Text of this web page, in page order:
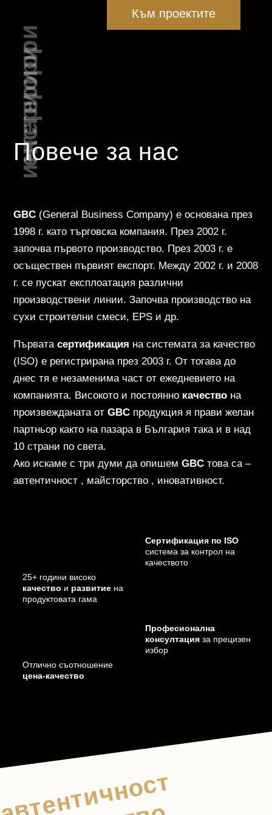
екстериори
интериори
Към проектите
Повече за нас
GBC (General Business Company) е основана през
1998 г. като търговска компания. През 2002 г.
започва първото производство. През 2003 г. е
осъществен първият експорт. Между 2002 г. и 2008
г. се пускат експлоатация различни
производствени линии. Започва производство на
сухи строителни смеси, EPS и др.
Първатасертификация на системата за качество
(ISO) е регистрирана през 2003 г. От тогава до
днес тя е незаменима част от ежедневието на
компанията. Високото и постоянно качество на
произвежданата отGBC продукция я прави желан
партньор както на пазара в България така и в над
10 страни по света.
Ако искаме с три думи да опишемGBC това са –
автентичност , майсторство , иновативност.
25+ години високо
качество и развитие на
продуктовата гама
Сертификация по ISO
система за контрол на
качеството
Отлично съотношение
цена-качество
Професионална
консултация за прецизен
избор